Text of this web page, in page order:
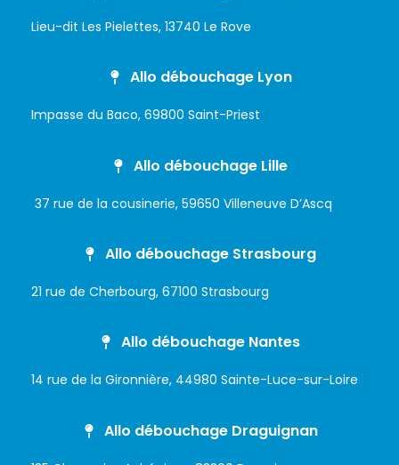
Lieu-dit Les Pielettes, 13740 Le Rove
Allo débouchage Lyon
Impasse du Baco, 69800 Saint-Priest
Allo débouchage Lille
37 rue de la cousinerie, 59650 Villeneuve D’Ascq
Allo débouchage Strasbourg
21 rue de Cherbourg, 67100 Strasbourg
Allo débouchage Nantes
14 rue de la Gironnière, 44980 Sainte-Luce-sur-Loire
Allo débouchage Draguignan